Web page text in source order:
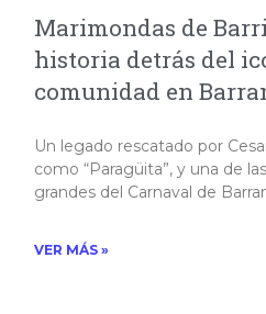
Marimondas de
historia detrás del
comunidad en
Un legado rescatado por
como “Paragüita”, y una de
grandes del Carnaval de
VER MÁS »